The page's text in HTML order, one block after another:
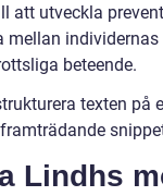
att utveckla
mellan
beteende.
texten på
Lindhs